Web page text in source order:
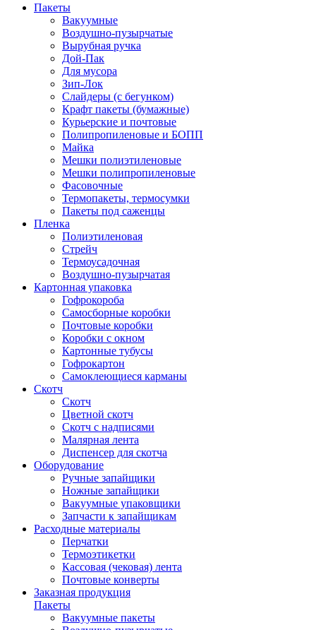
Пакеты
Вакуумные
Воздушно-пузырчатые
Вырубная ручка
Дой-Пак
Для мусора
Зип-Лок
Слайдеры (с бегунком)
Крафт пакеты (бумажные)
Курьерские и почтовые
Полипропиленовые и БОПП
Майка
Мешки полиэтиленовые
Мешки полипропиленовые
Фасовочные
Термопакеты, термосумки
Пакеты под саженцы
Пленка
Полиэтиленовая
Стрейч
Термоусадочная
Воздушно-пузырчатая
Картонная упаковка
Гофрокороба
Самосборные коробки
Почтовые коробки
Коробки с окном
Картонные тубусы
Гофрокартон
Самоклеющиеся карманы
Скотч
Скотч
Цветной скотч
Скотч с надписями
Малярная лента
Диспенсер для скотча
Оборудование
Ручные запайщики
Ножные запайщики
Вакуумные упаковщики
Запчасти к запайщикам
Расходные материалы
Перчатки
Термоэтикетки
Кассовая (чековая) лента
Почтовые конверты
Заказная продукция
Пакеты
Вакуумные пакеты